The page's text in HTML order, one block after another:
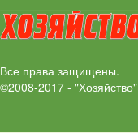
Все права защищены.
©2008-2017 - "Хозяйство"